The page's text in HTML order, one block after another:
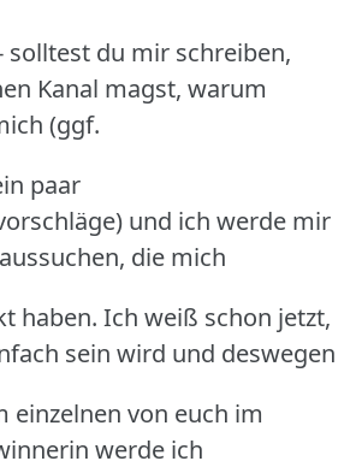
solltest du mir schreiben,
Kanal magst, warum
(ggf.
paar
und ich werde mir
die mich
haben. Ich weiß schon jetzt,
sein wird und deswegen
einzelnen von euch im
werde ich